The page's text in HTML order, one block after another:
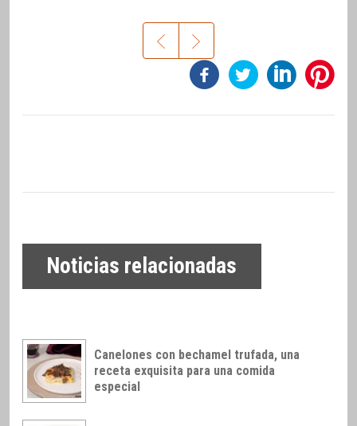
Noticias relacionadas
Canelones con bechamel trufada, una
receta exquisita para una comida
especial